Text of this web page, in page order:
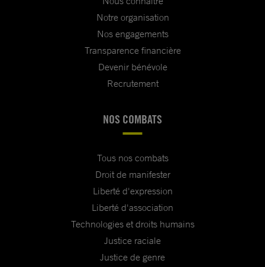
Notre organisation
Nos engagements
Transparence financière
Devenir bénévole
Recrutement
NOS COMBATS
Tous nos combats
Droit de manifester
Liberté d'expression
Liberté d'association
Technologies et droits humains
Justice raciale
Justice de genre